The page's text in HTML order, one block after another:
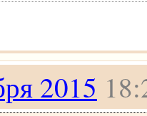
2015